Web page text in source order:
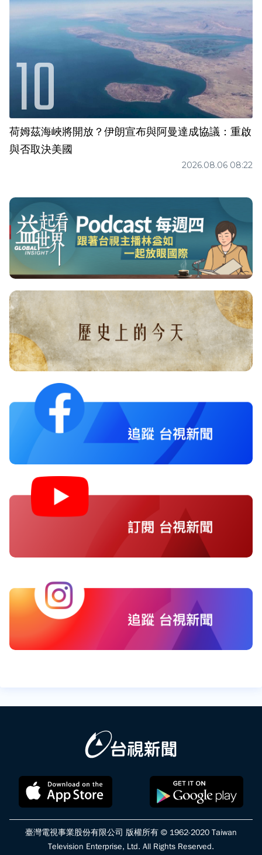
荷姆茲海峽將開放？伊朗宣布與阿曼達成協議：重啟
與否取決美國
2026.08.06 08:22
臺灣電視事業股份有限公司 版權所有 © 1962-2020 Taiwan
Television Enterprise, Ltd. All Rights Reserved.